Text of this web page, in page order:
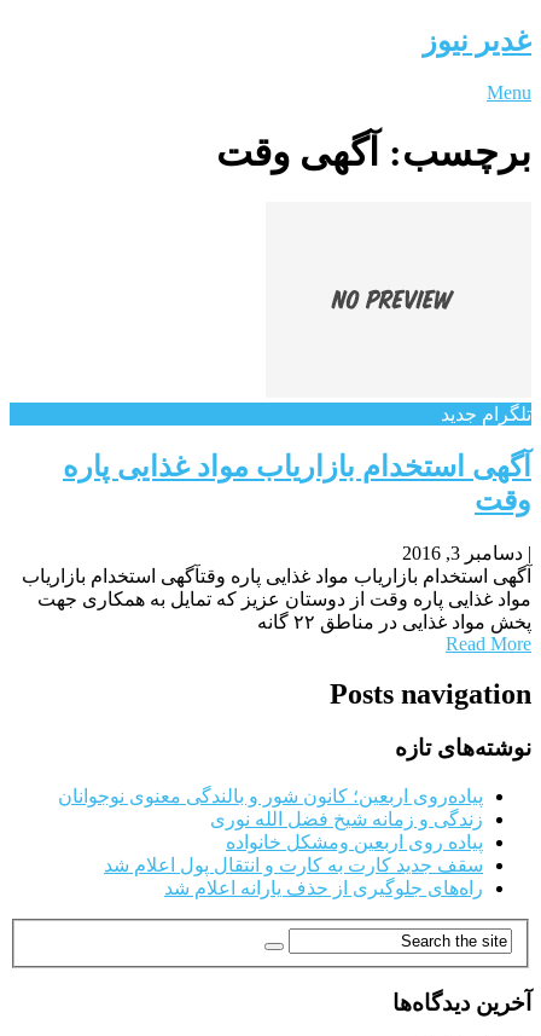
غدیر نیوز
Menu
برچسب: آگهی وقت
تلگرام جدید
آگهی استخدام بازاریاب مواد غذایی پاره
وقت
| دسامبر 3, 2016
آگهی استخدام بازاریاب مواد غذایی پاره وقتآگهی استخدام بازاریاب
مواد غذایی پاره وقت از دوستان عزیز که تمایل به همکاری جهت
پخش مواد غذایی در مناطق ۲۲ گانه
Read More
Posts navigation
نوشته‌های تازه
پیاده‌روی اربعین؛ کانون شور و بالندگی معنوی نوجوانان
زندگی و زمانه شیخ فضل الله نوری
پیاده روی اربعین ومشکل خانواده
سقف جدید کارت به کارت و انتقال پول اعلام شد
راه‌های جلوگیری از حذف یارانه اعلام شد
آخرین دیدگاه‌ها